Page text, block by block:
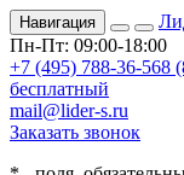
Навигация
Пн-Пт: 09:00-18:00
+7 (495) 788-36-568
бесплатный
mail@lider-s.ru
Заказать звонок